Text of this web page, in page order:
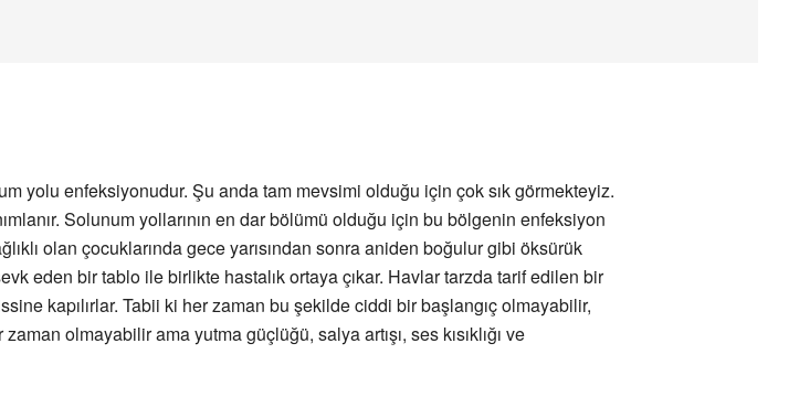
yolu enfeksiyonudur. Şu anda tam mevsimi olduğu için çok sık görmekteyiz.
Solunum yollarının en dar bölümü olduğu için bu bölgenin enfeksiyon
olan çocuklarında gece yarısından sonra aniden boğulur gibi öksürük
eden bir tablo ile birlikte hastalık ortaya çıkar. Havlar tarzda tarif edilen bir
kapılırlar. Tabii ki her zaman bu şekilde ciddi bir başlangıç olmayabilir,
olmayabilir ama yutma güçlüğü, salya artışı, ses kısıklığı ve